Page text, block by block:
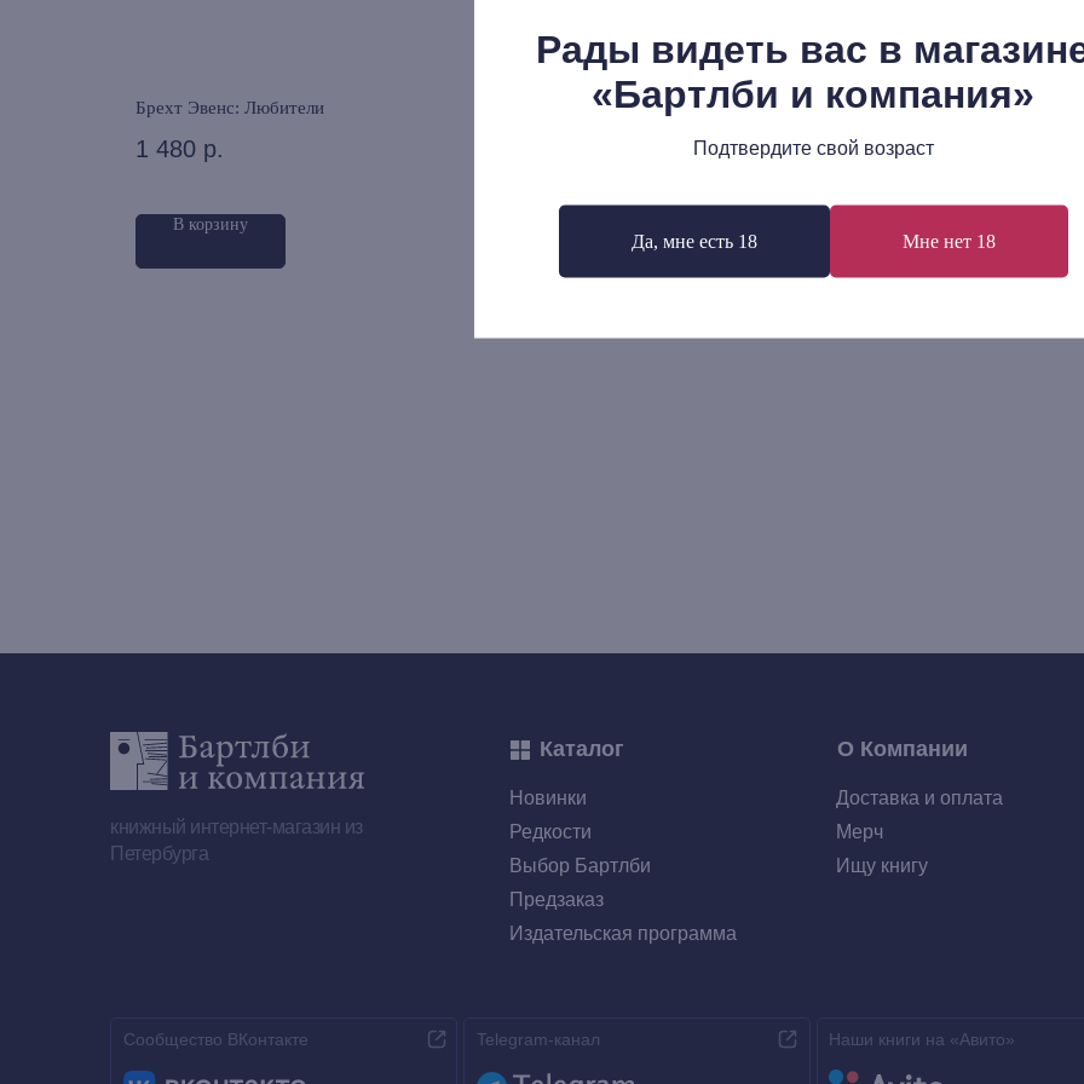
Рады видеть вас в
«Бартлби и компания»
Подтвердите свой возраст
Да, мне есть 18 Мне нет 18
Брехт Эвенс: Любители
1 480 р.
В корзину
Мартин Поллак: Галиция. Путешествие
Образовательная модель
российский опыт
книжный интернет-магазин из
Петербурга
О Компании
Каталог
Сообщество ВКонтакте
Ищу книгу
Мерч
Доставка и оплата
Наши книги на «Авито»
Предзаказ
Выбор Бартлби
Редкости
Новинки
Издательская программа
Telegram-канал